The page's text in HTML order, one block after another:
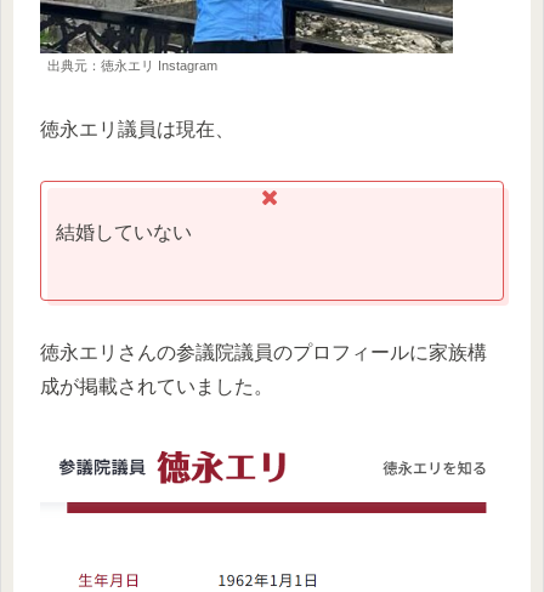
出典元：徳永エリ Instagram
徳永エリ議員は現在、
結婚していない
徳永エリさんの参議院議員のプロフィールに家族構
成が掲載されていました。